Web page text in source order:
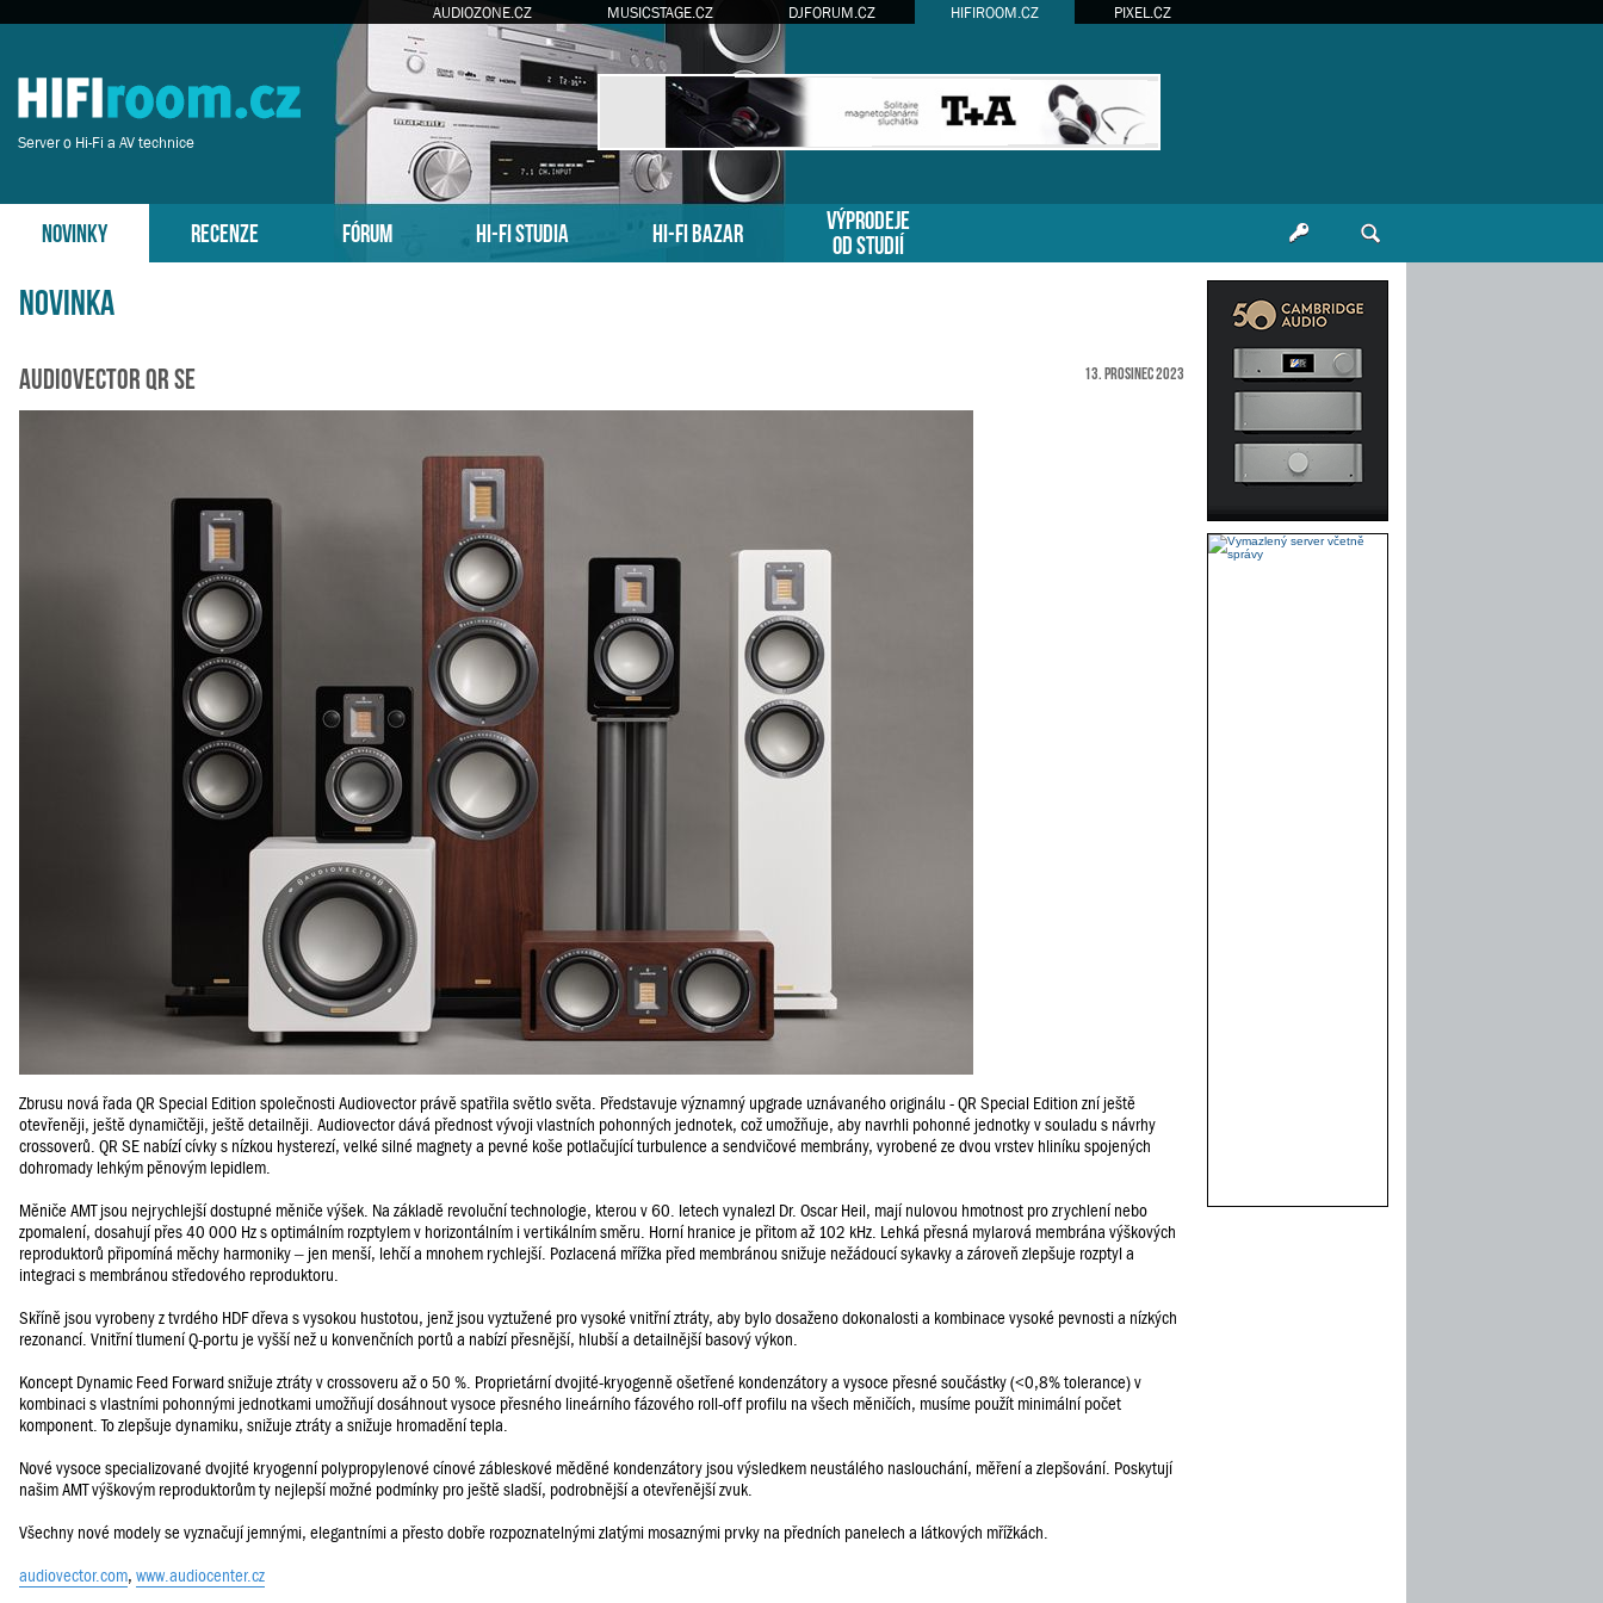
AUDIOZONE.CZ MUSICSTAGE.CZ DJFORUM.CZ HIFIROOM.CZ PIXEL.CZ
Server o Hi-Fi a AV technice
NOVINKY RECENZE FÓRUM HI-FI STUDIA HI-FI BAZAR
VÝPRODEJE
OD STUDIÍ
Novinka
13. prosinec 2023
Audiovector QR SE
Zbrusu nová řada QR Special Edition společnosti Audiovector právě spatřila světlo světa. Představuje významný upgrade uznávaného originálu - QR Special Edition zní ještě
otevřeněji, ještě dynamičtěji, ještě detailněji. Audiovector dává přednost vývoji vlastních pohonných jednotek, což umožňuje, aby navrhli pohonné jednotky v souladu s návrhy
crossoverů. QR SE nabízí cívky s nízkou hysterezí, velké silné magnety a pevné koše potlačující turbulence a sendvičové membrány, vyrobené ze dvou vrstev hliníku spojených
dohromady lehkým pěnovým lepidlem.
Měniče AMT jsou nejrychlejší dostupné měniče výšek. Na základě revoluční technologie, kterou v 60. letech vynalezl Dr. Oscar Heil, mají nulovou hmotnost pro zrychlení nebo
zpomalení, dosahují přes 40 000 Hz s optimálním rozptylem v horizontálním i vertikálním směru. Horní hranice je přitom až 102 kHz. Lehká přesná mylarová membrána výškových
reproduktorů připomíná měchy harmoniky – jen menší, lehčí a mnohem rychlejší. Pozlacená mřížka před membránou snižuje nežádoucí sykavky a zároveň zlepšuje rozptyl a
integraci s membránou středového reproduktoru.
Skříně jsou vyrobeny z tvrdého HDF dřeva s vysokou hustotou, jenž jsou vyztužené pro vysoké vnitřní ztráty, aby bylo dosaženo dokonalosti a kombinace vysoké pevnosti a nízkých
rezonancí. Vnitřní tlumení Q-portu je vyšší než u konvenčních portů a nabízí přesnější, hlubší a detailnější basový výkon.
Koncept Dynamic Feed Forward snižuje ztráty v crossoveru až o 50 %. Proprietární dvojité-kryogenně ošetřené kondenzátory a vysoce přesné součástky (<0,8% tolerance) v
kombinaci s vlastními pohonnými jednotkami umožňují dosáhnout vysoce přesného lineárního fázového roll-off profilu na všech měničích, musíme použít minimální počet
komponent. To zlepšuje dynamiku, snižuje ztráty a snižuje hromadění tepla.
Nové vysoce specializované dvojité kryogenní polypropylenové cínové zábleskové měděné kondenzátory jsou výsledkem neustálého naslouchání, měření a zlepšování. Poskytují
našim AMT výškovým reproduktorům ty nejlepší možné podmínky pro ještě sladší, podrobnější a otevřenější zvuk.
Všechny nové modely se vyznačují jemnými, elegantními a přesto dobře rozpoznatelnými zlatými mosaznými prvky na předních panelech a látkových mřížkách.
audiovector.com, www.audiocenter.cz